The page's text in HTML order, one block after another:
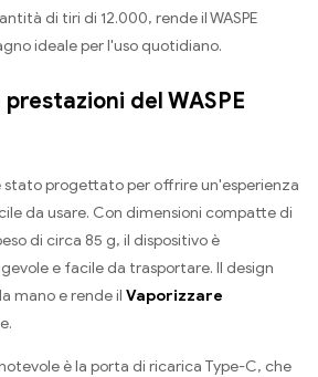
di tiri di 12.000, rende il WASPE
ideale per l'uso quotidiano.
del WASPE
è stato progettato per offrire un'esperienza
da usare. Con dimensioni compatte di
di circa 85 g, il dispositivo è
e facile da trasportare. Il design
mano e rende il Vaporizzare
è la porta di ricarica Type-C, che